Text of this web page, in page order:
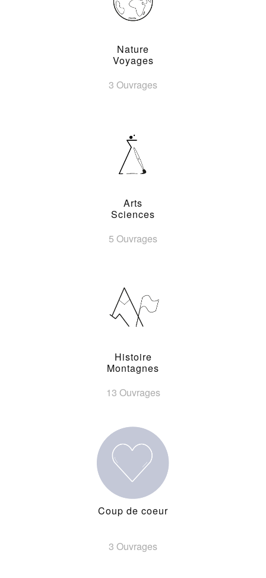
Nature
Voyages
3 Ouvrages
Arts
Sciences
5 Ouvrages
Histoire
Montagnes
13 Ouvrages
Coup de coeur
3 Ouvrages